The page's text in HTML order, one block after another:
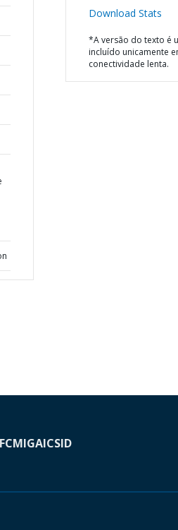
Download Stats
*A versão do texto é
incluído unicamente
conectividade lenta.
MIGAICSID